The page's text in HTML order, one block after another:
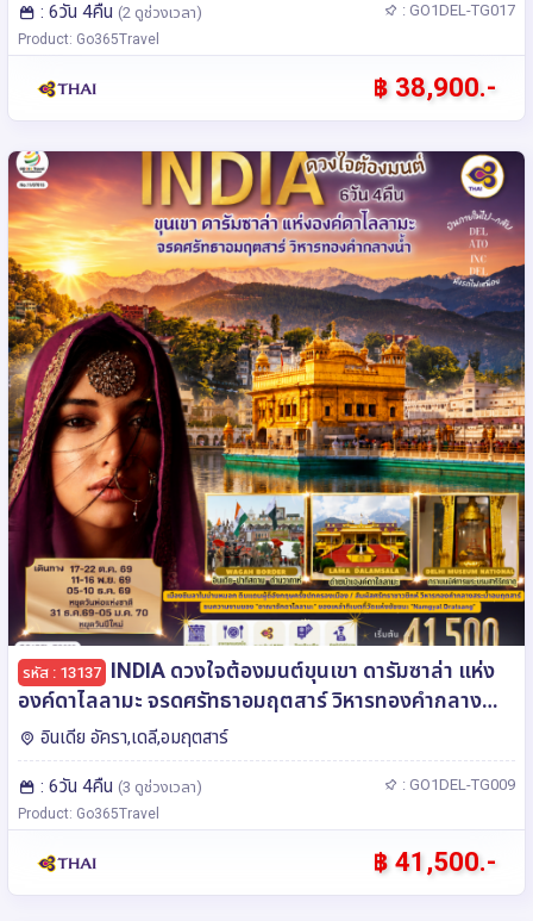
: 6วัน 4คืน (2 ดูช่วงเวลา) : GO1DEL-TG017
Product: Go365Travel
฿ 38,900.-
รหัส : 13137 INDIA ดวงใจต้องมนต์ขุนเขา ดารัมซาล่า แห่ง
องค์ดาไลลามะ จรดศรัทธาอมฤตสาร์ วิหารทองคำกลางน้ำ
6วัน 4คืน โดยสายการบิน Thai Airways (TG)
อินเดีย อัครา,เดลี,อมฤตสาร์
: 6วัน 4คืน (3 ดูช่วงเวลา) : GO1DEL-TG009
Product: Go365Travel
฿ 41,500.-